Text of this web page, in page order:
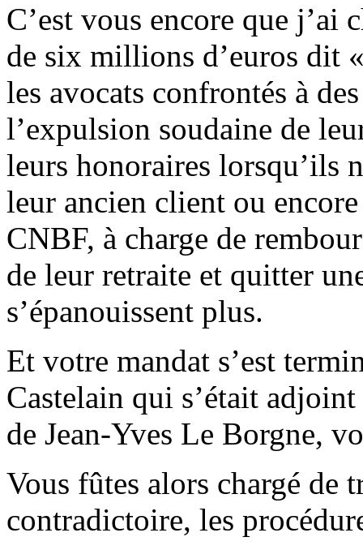
C’est vous encore que j’ai
de six millions d’euros dit
les avocats confrontés à
l’expulsion soudaine de
leurs honoraires lorsqu’ils
leur ancien client ou
CNBF, à charge de
de leur retraite et quitter
s’épanouissent plus.
Et votre mandat s’est
Castelain qui s’était
de Jean-Yves Le Borgne,
Vous fûtes alors chargé de
contradictoire, les